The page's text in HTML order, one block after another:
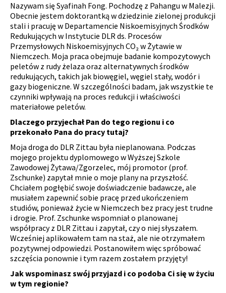
Nazywam się Syafinah Fong. Pochodzę z Pahangu w Malezji.
Obecnie jestem doktorantką w dziedzinie zielonej produkcji
stali i pracuję w Departamencie Niskoemisyjnych Środków
Redukujących w Instytucie DLR ds. Procesów
Przemysłowych Niskoemisyjnych CO₂ w Żytawie w
Niemczech. Moja praca obejmuje badanie kompozytowych
peletów z rudy żelaza oraz alternatywnych środków
redukujących, takich jak biowęgiel, węgiel stały, wodór i
gazy biogeniczne. W szczególności badam, jak wszystkie te
czynniki wpływają na proces redukcji i właściwości
materiałowe peletów.
Dlaczego przyjechał Pan do tego regionu i co
przekonało Pana do pracy tutaj?
Moja droga do DLR Zittau była nieplanowana. Podczas
mojego projektu dyplomowego w Wyższej Szkole
Zawodowej Żytawa/Zgorzelec, mój promotor (prof.
Zschunke) zapytał mnie o moje plany na przyszłość.
Chciałem pogłębić swoje doświadczenie badawcze, ale
musiałem zapewnić sobie pracę przed ukończeniem
studiów, ponieważ życie w Niemczech bez pracy jest trudne
i drogie. Prof. Zschunke wspomniał o planowanej
współpracy z DLR Zittau i zapytał, czy o niej słyszałem.
Wcześniej aplikowałem tam na staż, ale nie otrzymałem
pozytywnej odpowiedzi. Postanowiłem więc spróbować
szczęścia ponownie i tym razem zostałem przyjęty!
Jak wspominasz swój przyjazd i co podoba Ci się w życiu
w tym regionie?